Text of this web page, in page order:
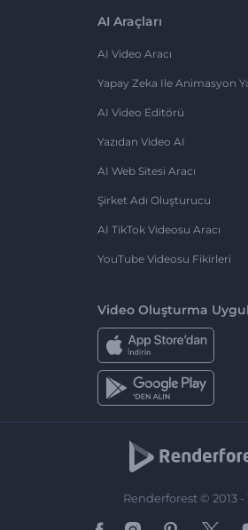
AI Araçları
AI Video Aracı
Yapay Zeka Ile Animasyon
AI Video Editörü
Yazıdan Video AI
AI Web Sitesi Aracı
Şirket Adı Oluşturucu
AI TikTok Videosu Aracı
YouTube Videosu Fikirleri
Video Oluşturma
Renderforest © 2013 -